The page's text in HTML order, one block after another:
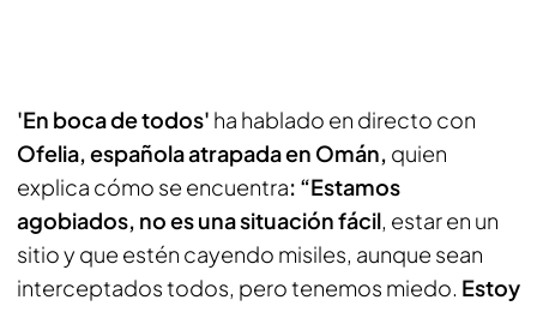
'En boca de todos' ha hablado en directo con
Ofelia, española atrapada en Omán, quien
explica cómo se encuentra: “Estamos
agobiados, no es una situación fácil, estar en un
sitio y que estén cayendo misiles, aunque sean
interceptados todos, pero tenemos miedo. Estoy